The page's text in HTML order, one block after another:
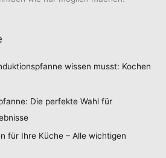
wissen musst: Kochen
Die perfekte Wahl für
für Ihre Küche – Alle wichtigen